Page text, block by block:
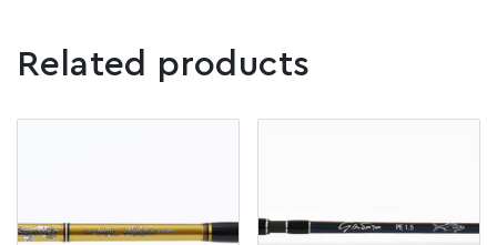
Related products